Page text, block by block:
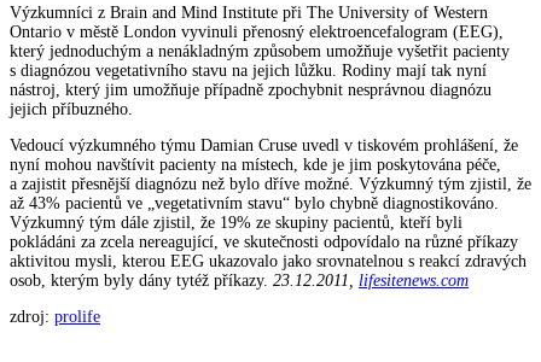
Výzkumníci z Brain and Mind Institute při The University of Western
Ontario v městě London vyvinuli přenosný elektroencefalogram (EEG),
který jednoduchým a nenákladným způsobem umožňuje vyšetřit pacienty
s diagnózou vegetativního stavu na jejich lůžku. Rodiny mají tak nyní
nástroj, který jim umožňuje případně zpochybnit nesprávnou diagnózu
jejich příbuzného.
Vedoucí výzkumného týmu Damian Cruse uvedl v tiskovém prohlášení, že
nyní mohou navštívit pacienty na místech, kde je jim poskytována péče,
a zajistit přesnější diagnózu než bylo dříve možné. Výzkumný tým zjistil, že
až 43% pacientů ve „vegetativním stavu“ bylo chybně diagnostikováno.
Výzkumný tým dále zjistil, že 19% ze skupiny pacientů, kteří byli
pokládáni za zcela nereagující, ve skutečnosti odpovídalo na různé příkazy
aktivitou mysli, kterou EEG ukazovalo jako srovnatelnou s reakcí zdravých
osob, kterým byly dány tytéž příkazy. 23.12.2011, lifesitenews.com
zdroj: prolife